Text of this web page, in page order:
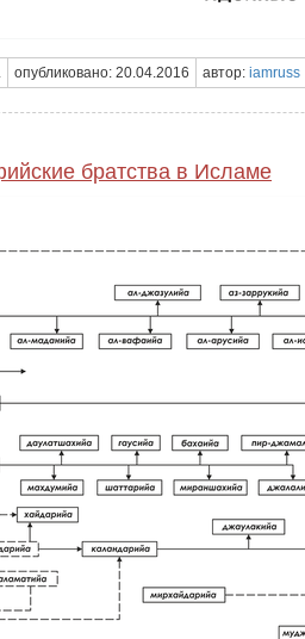
опубликовано: 20.04.2016 автор: iamruss
братства в Исламе